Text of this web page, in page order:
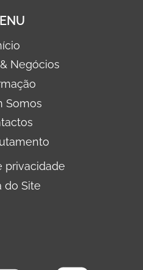
Negócios
Somos
privacidade
do Site